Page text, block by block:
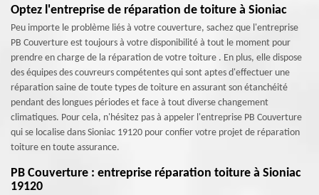
Optez l'entreprise de réparation de toiture à Sioniac
Peu importe le problème liés à votre couverture, sachez que l'entreprise
PB Couverture est toujours à votre disponibilité à tout le moment pour
prendre en charge de la réparation de votre toiture . En plus, elle dispose
des équipes des couvreurs compétentes qui sont aptes d'effectuer une
réparation saine de toute types de toiture en assurant son étanchéité
pendant des longues périodes et face à tout diverse changement
climatiques. Pour cela, n'hésitez pas à appeler l'entreprise PB Couverture
qui se localise dans Sioniac 19120 pour confier votre projet de réparation
toiture en toute assurance.
PB Couverture : entreprise réparation toiture à Sioniac
19120